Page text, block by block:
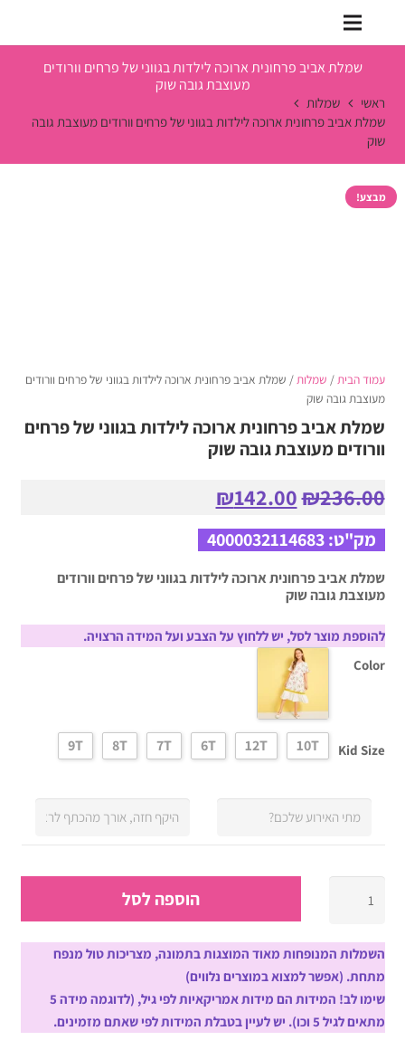
שמלת אביב פרחונית ארוכה לילדות בגווני של פרחים וורודים
מעוצבת גובה שוק
ראשי
שמלות
שמלת אביב פרחונית ארוכה לילדות בגווני של פרחים וורודים מעוצבת גובה
שוק
מבצע!
עמוד הבית / שמלות / שמלת אביב פרחונית ארוכה לילדות בגווני של פרחים וורודים
מעוצבת גובה שוק
שמלת אביב פרחונית ארוכה לילדות בגווני של פרחים
וורודים מעוצבת גובה שוק
₪236.00 המחיר
המקורי
היה:
₪142.00
הנוכחי
הוא: מק"ט:4000032114683
שמלת אביב פרחונית ארוכה לילדות בגווני של פרחים וורודים
מעוצבת גובה שוק
להוספת מוצר לסל, יש ללחוץ על הצבע ועל המידה הרצויה.
Color
Kid Size
10T
12T
6T
7T
8T
9T
של
אביב
פרחונית
ארוכה
לילדות
הוספה לסל
השמלות המנופחות מאוד המוצגות בתמונה, מצריכות טול מנפח
מתחת. (אפשר למצוא במוצרים נלווים)
שימו לב! המידות הם מידות אמריקאיות לפי גיל, (לדוגמה מידה 5
מתאים לגיל 5 וכו). יש לעיין בטבלת המידות לפי שאתם מזמינים.